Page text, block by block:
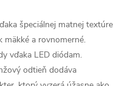
špeciálnej matnej textúre
mäkké a rovnomerné.
vďaka LED diódam.
odtieň dodáva